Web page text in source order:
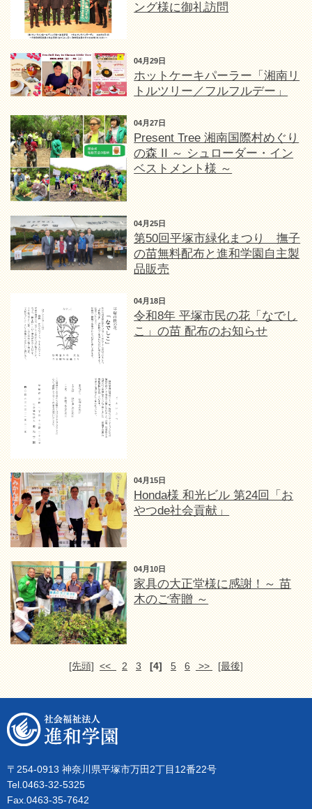
ング様に御礼訪問
04月29日
ホットケーキパーラー「湘南リ
トルツリー／フルフルデー」
04月27日
Present Tree 湘南国際村めぐり
の森 II ～ シュローダー・イン
ベストメント様 ～
04月25日
第50回平塚市緑化まつり 撫子
の苗無料配布と進和学園自主製
品販売
04月18日
令和8年 平塚市民の花「なでし
こ」の苗 配布のお知らせ
04月15日
Honda様 和光ビル 第24回「お
やつde社会貢献」
04月10日
家具の大正堂様に感謝！～ 苗
木のご寄贈 ～
[先頭] << 2 3 [4] 5 6 >> [最後]
〒254-0913 神奈川県平塚市万田2丁目12番22号
Tel.0463-32-5325
Fax.0463-35-7642